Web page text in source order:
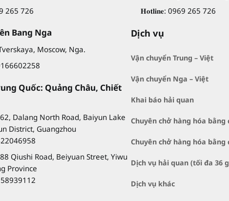
265 726
𝐇𝐨𝐭𝐥𝐢𝐧𝐞: 0969 265 726
Bang Nga
Moscow, Nga.
Quốc: Quảng Châu, Chiết
Dalang North Road, Baiyun Lake
District, Guangzhou
Qiushi Road, Beiyuan Street, Yiwu
Province
Dịch vụ
Vận chuyển Trung – Việt
Vận chuyển Nga – Việt
Khai báo hải quan
Chuyên chở hàng hóa
Chuyên chở hàng hóa
Dịch vụ hải quan (tối đa 36
Dịch vụ khác